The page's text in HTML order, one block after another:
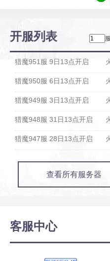
开服列表 服
猎魔951服 9日13点开启
猎魔950服 6日13点开启
猎魔949服 3日13点开启
猎魔948服 31日13点开启
猎魔947服 28日13点开启
查看所有服务器
客服中心